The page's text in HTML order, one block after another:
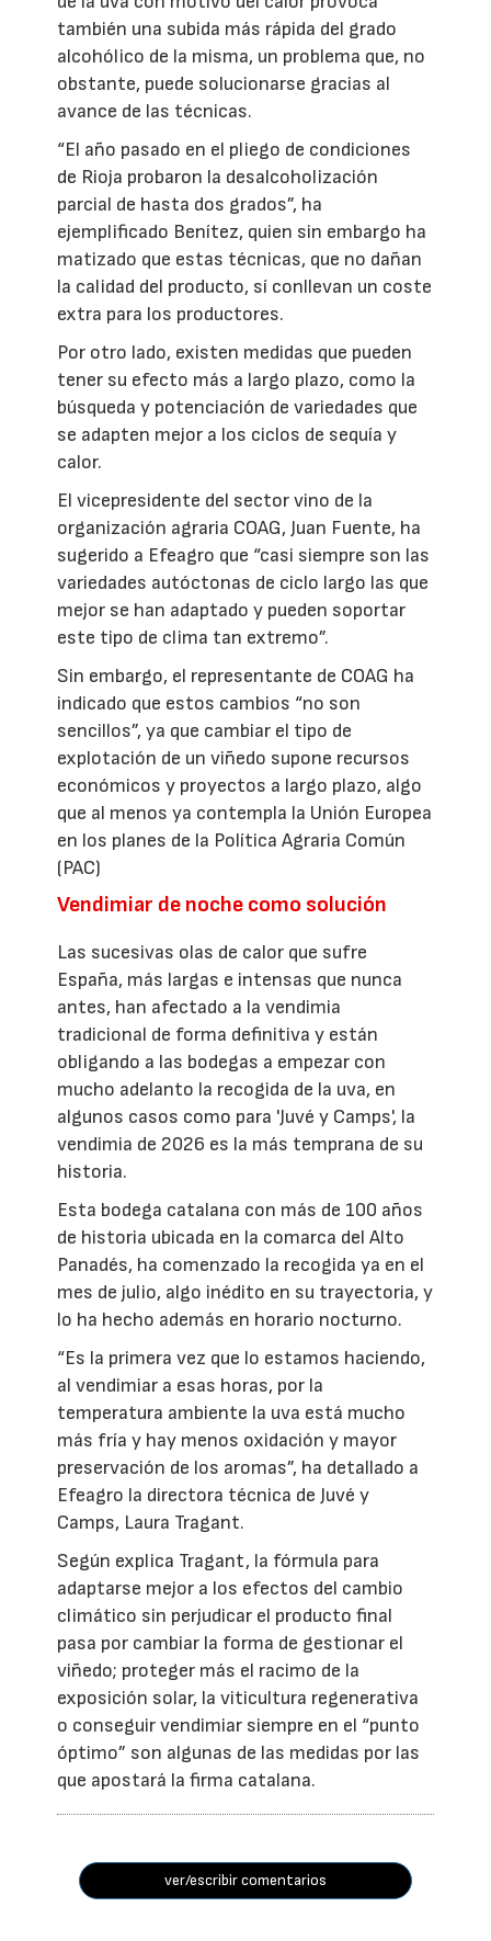
también una subida más rápida del grado
alcohólico de la misma, un problema que, no
obstante, puede solucionarse gracias al
avance de las técnicas.
“El año pasado en el pliego de condiciones
de Rioja probaron la desalcoholización
parcial de hasta dos grados”, ha
ejemplificado Benítez, quien sin embargo ha
matizado que estas técnicas, que no dañan
la calidad del producto, sí conllevan un coste
extra para los productores.
Por otro lado, existen medidas que pueden
tener su efecto más a largo plazo, como la
búsqueda y potenciación de variedades que
se adapten mejor a los ciclos de sequía y
calor.
El vicepresidente del sector vino de la
organización agraria COAG, Juan Fuente, ha
sugerido a Efeagro que “casi siempre son las
variedades autóctonas de ciclo largo las que
mejor se han adaptado y pueden soportar
este tipo de clima tan extremo”.
Sin embargo, el representante de COAG ha
indicado que estos cambios “no son
sencillos”, ya que cambiar el tipo de
explotación de un viñedo supone recursos
económicos y proyectos a largo plazo, algo
que al menos ya contempla la Unión Europea
en los planes de la Política Agraria Común
(PAC)
Vendimiar de noche como solución
Las sucesivas olas de calor que sufre
España, más largas e intensas que nunca
antes, han afectado a la vendimia
tradicional de forma definitiva y están
obligando a las bodegas a empezar con
mucho adelanto la recogida de la uva, en
algunos casos como para 'Juvé y Camps', la
vendimia de 2026 es la más temprana de su
historia.
Esta bodega catalana con más de 100 años
de historia ubicada en la comarca del Alto
Panadés, ha comenzado la recogida ya en el
mes de julio, algo inédito en su trayectoria, y
lo ha hecho además en horario nocturno.
“Es la primera vez que lo estamos haciendo,
al vendimiar a esas horas, por la
temperatura ambiente la uva está mucho
más fría y hay menos oxidación y mayor
preservación de los aromas”, ha detallado a
Efeagro la directora técnica de Juvé y
Camps, Laura Tragant.
Según explica Tragant, la fórmula para
adaptarse mejor a los efectos del cambio
climático sin perjudicar el producto final
pasa por cambiar la forma de gestionar el
viñedo; proteger más el racimo de la
exposición solar, la viticultura regenerativa
o conseguir vendimiar siempre en el “punto
óptimo” son algunas de las medidas por las
que apostará la firma catalana.
ver/escribir comentarios